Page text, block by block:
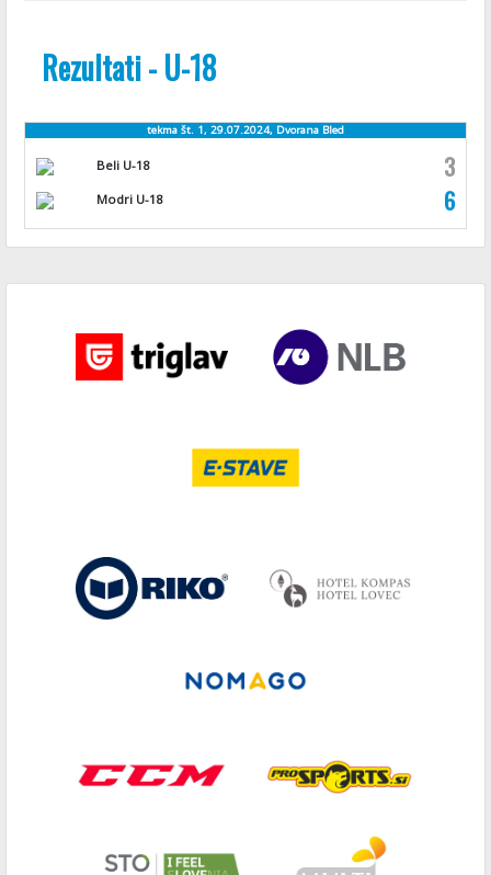
Rezultati - U-18
tekma št. 1, 29.07.2024, Dvorana Bled
Beli U-18 3
Modri U-18 6